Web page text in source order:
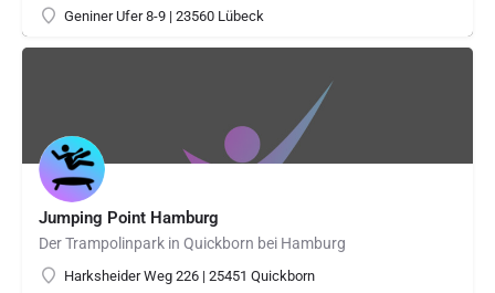
Geniner Ufer 8-9 | 23560 Lübeck
Jumping Point Hamburg
Der Trampolinpark in Quickborn bei Hamburg
Harksheider Weg 226 | 25451 Quickborn